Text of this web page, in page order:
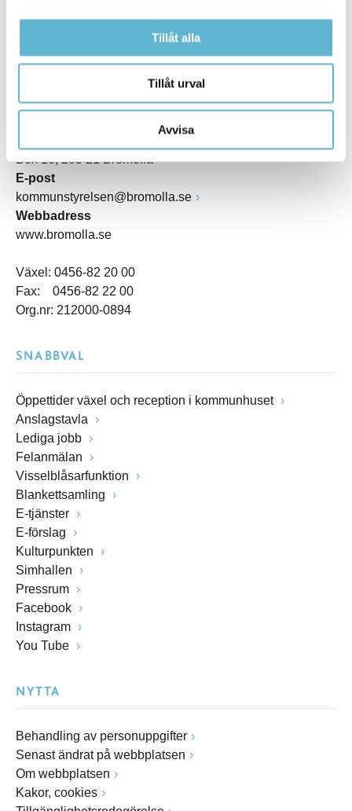
Tillåt alla
Tillåt urval
Avvisa
KONTAKT
Besöksadress
Box 18, 295 21 Bromölla
E-post
kommunstyrelsen@bromolla.se
Webbadress
www.bromolla.se
Växel: 0456-82 20 00
Fax: 0456-82 22 00
Org.nr: 212000-0894
SNABBVAL
Öppettider växel och reception i kommunhuset
Anslagstavla
Lediga jobb
Felanmälan
Visselblåsarfunktion
Blankettsamling
E-tjänster
E-förslag
Kulturpunkten
Simhallen
Pressrum
Facebook
Instagram
You Tube
NYTTA
Behandling av personuppgifter
Senast ändrat på webbplatsen
Om webbplatsen
Kakor, cookies